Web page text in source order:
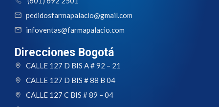
pedidosfarmapalacio@gmail.com
infoventas@farmapalacio.com
Direcciones Bogotá
CALLE 127 D BIS A # 92 – 21
CALLE 127 D BIS # 88 B 04
CALLE 127 C BIS # 89 – 04